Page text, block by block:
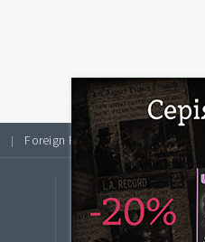
| Foreign Rights |
Інтернет-
46018, м. Тернопіль,